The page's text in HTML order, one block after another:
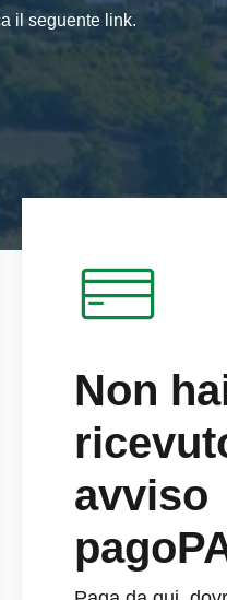
il seguente link.
Non
avviso